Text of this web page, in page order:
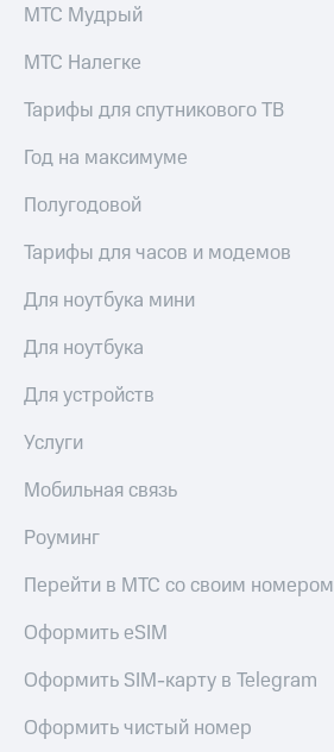
МТС Мудрый
МТС Налегке
Тарифы для спутникового ТВ
Год на максимуме
Полугодовой
Тарифы для часов и модемов
Для ноутбука мини
Для ноутбука
Для устройств
Услуги
Мобильная связь
Роуминг
Перейти в МТС со своим номером
Оформить eSIM
Оформить SIM-карту в Telegram
Оформить чистый номер